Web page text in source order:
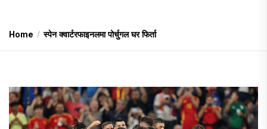
Home स्पेन क्वार्टरफाइनलमा पोर्चुगल घर फिर्ता